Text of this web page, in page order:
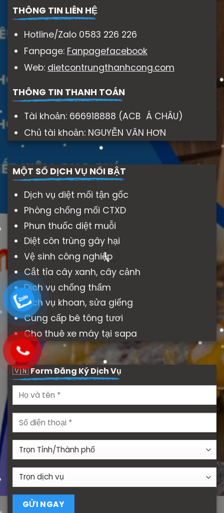
THÔNG TIN LIÊN HỆ
Hotline/Zalo 0583 226 226
Fanpage: Fanpagefacebook
Web: dietcontrungthanhcong.com
THÔNG TIN THANH TOÁN
Tài khoản: 666918888 (ACB Á CHÂU)
Chủ tài khoản: NGUYỄN VĂN HƠN
MỘT SỐ DỊCH VỤ NỔI BẬT
Dịch vụ diệt mối tận gốc
Phòng chống mối CTXD
Phun thuốc diệt muỗi
Diệt côn trùng gây hại
Vệ sinh công nghiệp
Cắt tỉa cây xanh, cây cảnh
Dịch vụ chống thấm
Dịch vụ khoan, sửa giếng
Cung cấp bê tông tươi
Cho thuê xe máy tại sapa
🇻🇳Form Đăng Ký Dịch Vụ